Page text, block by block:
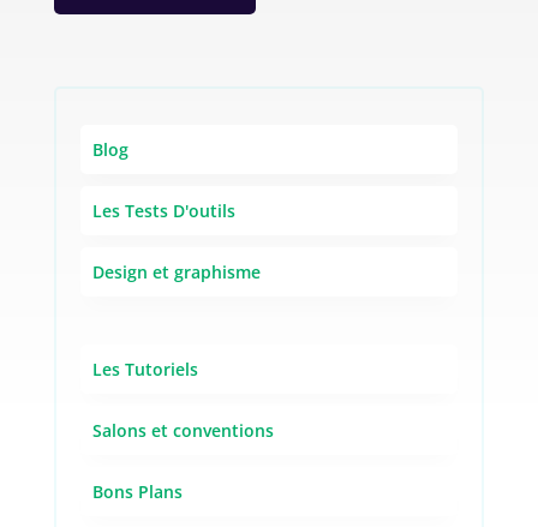
Blog
Les Tests D'outils
Design et graphisme
Les Tutoriels
Salons et conventions
Bons Plans